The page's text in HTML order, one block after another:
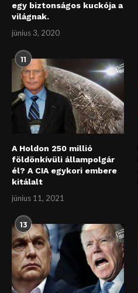
egy biztonságos kuckója a
világnak.
június 3, 2020
11
A Holdon 250 millió
földönkívüli állampolgár
él? A CIA egykori embere
kitálalt
június 11, 2021
13